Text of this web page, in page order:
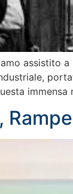
assistito